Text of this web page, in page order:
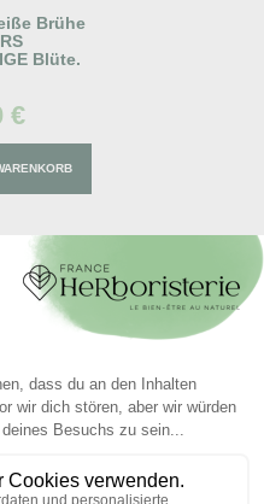
Brühe
Blüte.
€
Kräutertee
100 GRS
extra